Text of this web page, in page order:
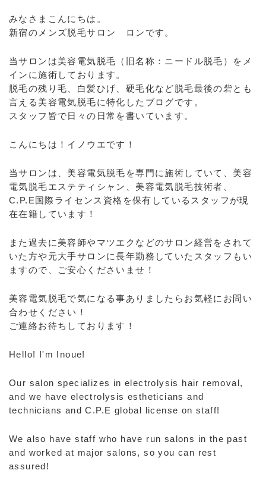
みなさまこんにちは。
新宿のメンズ脱毛サロン ロンです。
当サロンは美容電気脱毛（旧名称：ニードル脱毛）をメ
インに施術しております。
脱毛の残り毛、白髪ひげ、硬毛化など脱毛最後の砦とも
言える美容電気脱毛に特化したブログです。
スタッフ皆で日々の日常を書いています。
こんにちは！イノウエです！
当サロンは、美容電気脱毛を専門に施術していて、美容
電気脱毛エステティシャン、美容電気脱毛技術者、
C.P.E国際ライセンス資格を保有しているスタッフが現
在在籍しています！
また過去に美容師やマツエクなどのサロン経営をされて
いた方や元大手サロンに長年勤務していたスタッフもい
ますので、ご安心くださいませ！
美容電気脱毛で気になる事ありましたらお気軽にお問い
合わせください！
ご連絡お待ちしております！
Hello! I'm Inoue!
Our salon specializes in electrolysis hair removal,
and we have electrolysis estheticians and
technicians and C.P.E global license on staff!
We also have staff who have run salons in the past
and worked at major salons, so you can rest
assured!